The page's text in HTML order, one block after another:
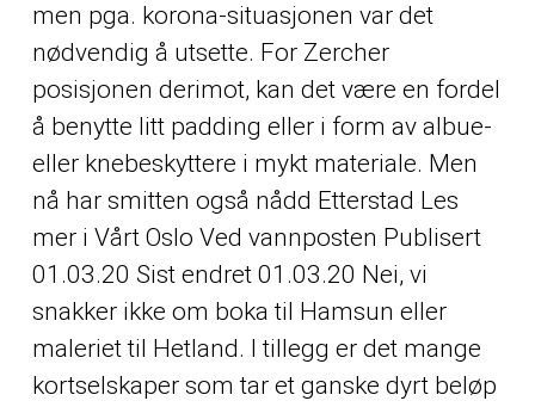
men pga. korona-situasjonen var det
nødvendig å utsette. For Zercher
posisjonen derimot, kan det være en fordel
å benytte litt padding eller i form av albue-
eller knebeskyttere i mykt materiale. Men
nå har smitten også nådd Etterstad Les
mer i Vårt Oslo Ved vannposten Publisert
01.03.20 Sist endret 01.03.20 Nei, vi
snakker ikke om boka til Hamsun eller
maleriet til Hetland. I tillegg er det mange
kortselskaper som tar et ganske dyrt beløp